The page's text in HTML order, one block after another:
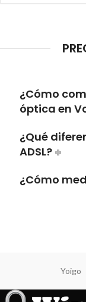
¿Cómo
óptica en
¿Qué
ADSL?
¿Cómo
Yoigo